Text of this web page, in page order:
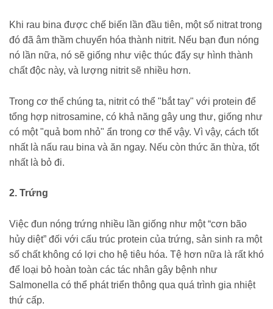
Khi rau bina được chế biến lần đầu tiên, một số nitrat trong
đó đã âm thầm chuyển hóa thành nitrit. Nếu bạn đun nóng
nó lần nữa, nó sẽ giống như việc thúc đẩy sự hình thành
chất độc này, và lượng nitrit sẽ nhiều hơn.
Trong cơ thể chúng ta, nitrit có thể "bắt tay" với protein để
tổng hợp nitrosamine, có khả năng gây ung thư, giống như
có một "quả bom nhỏ" ẩn trong cơ thể vậy. Vì vậy, cách tốt
nhất là nấu rau bina và ăn ngay. Nếu còn thức ăn thừa, tốt
nhất là bỏ đi.
2. Trứng
Việc đun nóng trứng nhiều lần giống như một “cơn bão
hủy diệt” đối với cấu trúc protein của trứng, sản sinh ra một
số chất không có lợi cho hệ tiêu hóa. Tệ hơn nữa là rất khó
để loại bỏ hoàn toàn các tác nhân gây bệnh như
Salmonella có thể phát triển thông qua quá trình gia nhiệt
thứ cấp.